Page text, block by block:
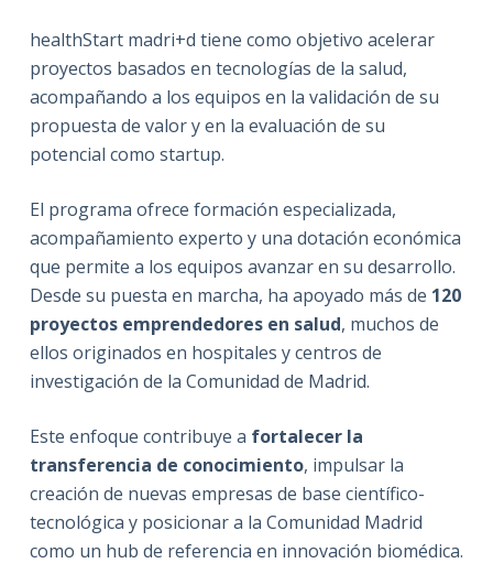
healthStart madri+d tiene como objetivo acelerar
proyectos basados en tecnologías de la salud,
acompañando a los equipos en la validación de su
propuesta de valor y en la evaluación de su
potencial como startup.
El programa ofrece formación especializada,
acompañamiento experto y una dotación económica
que permite a los equipos avanzar en su desarrollo.
Desde su puesta en marcha, ha apoyado más de 120
proyectos emprendedores en salud, muchos de
ellos originados en hospitales y centros de
investigación de la Comunidad de Madrid.
Este enfoque contribuye a fortalecer la
transferencia de conocimiento, impulsar la
creación de nuevas empresas de base científico-
tecnológica y posicionar a la Comunidad Madrid
como un hub de referencia en innovación biomédica.